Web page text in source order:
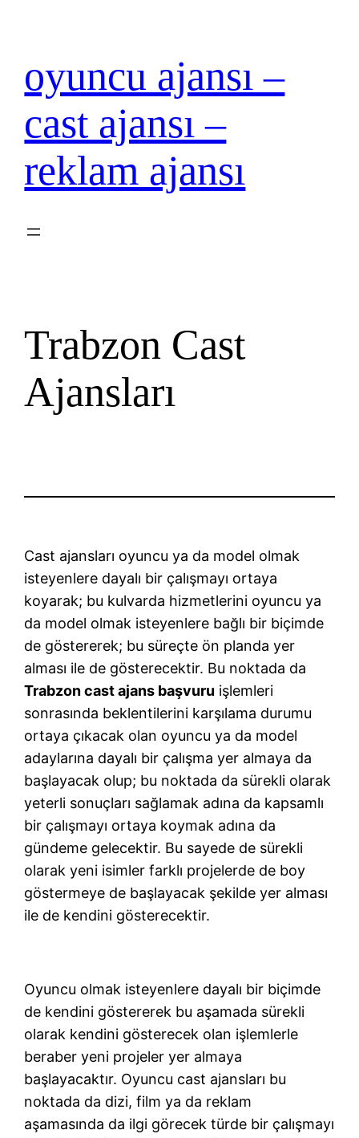
oyuncu ajansı –
cast ajansı –
reklam ajansı
Trabzon Cast
Ajansları
Cast ajansları oyuncu ya da model olmak
isteyenlere dayalı bir çalışmayı ortaya
koyarak; bu kulvarda hizmetlerini oyuncu ya
da model olmak isteyenlere bağlı bir biçimde
de göstererek; bu süreçte ön planda yer
alması ile de gösterecektir. Bu noktada da
Trabzon cast ajans başvuru işlemleri
sonrasında beklentilerini karşılama durumu
ortaya çıkacak olan oyuncu ya da model
adaylarına dayalı bir çalışma yer almaya da
başlayacak olup; bu noktada da sürekli olarak
yeterli sonuçları sağlamak adına da kapsamlı
bir çalışmayı ortaya koymak adına da
gündeme gelecektir. Bu sayede de sürekli
olarak yeni isimler farklı projelerde de boy
göstermeye de başlayacak şekilde yer alması
ile de kendini gösterecektir.
Oyuncu olmak isteyenlere dayalı bir biçimde
de kendini göstererek bu aşamada sürekli
olarak kendini gösterecek olan işlemlerle
beraber yeni projeler yer almaya
başlayacaktır. Oyuncu cast ajansları bu
noktada da dizi, film ya da reklam
aşamasında da ilgi görecek türde bir çalışmayı